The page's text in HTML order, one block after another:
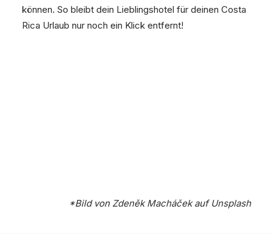
können. So bleibt dein Lieblingshotel für deinen Costa
Rica Urlaub nur noch ein Klick entfernt!
*Bild von Zdeněk Macháčekauf Unsplash